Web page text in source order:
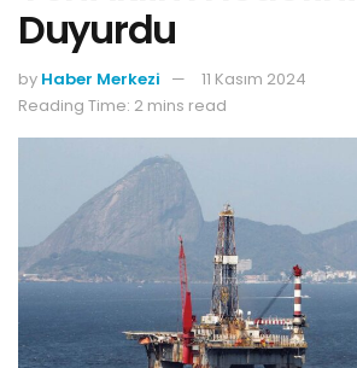
Duyurdu
by Haber Merkezi
11 Kasım 2024
Reading Time: 2 mins read